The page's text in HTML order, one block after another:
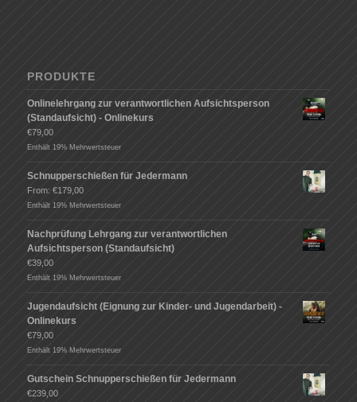
PRODUKTE
Onlinelehrgang zur verantwortlichen Aufsichtsperson
(Standaufsicht) - Onlinekurs
€79,00
Enthält 19% Mehrwertsteuer
Schnupperschießen für Jedermann
From: €179,00
Enthält 19% Mehrwertsteuer
Nachprüfung Lehrgang zur verantwortlichen
Aufsichtsperson (Standaufsicht)
€39,00
Enthält 19% Mehrwertsteuer
Jugendaufsicht (Eignung zur Kinder- und Jugendarbeit) -
Onlinekurs
€79,00
Enthält 19% Mehrwertsteuer
Gutschein Schnupperschießen für Jedermann
€239,00